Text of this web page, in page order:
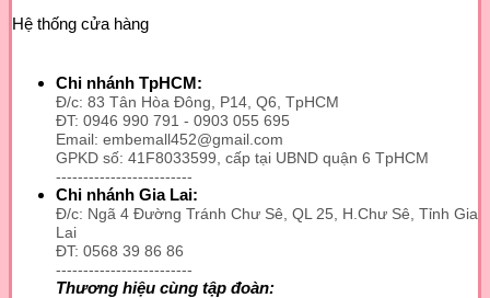
Hệ thống cửa hàng
Chi nhánh TpHCM:
Đ/c: 83 Tân Hòa Đông, P14, Q6, TpHCM
ĐT: 0946 990 791 - 0903 055 695
Email: embemall452@gmail.com
GPKD số: 41F8033599, cấp tại UBND quận 6 TpHCM
-------------------------
Chi nhánh Gia Lai:
Đ/c: Ngã 4 Đường Tránh Chư Sê, QL 25, H.Chư Sê, Tỉnh Gia
Lai
ĐT: 0568 39 86 86
-------------------------
Thương hiệu cùng tập đoàn: